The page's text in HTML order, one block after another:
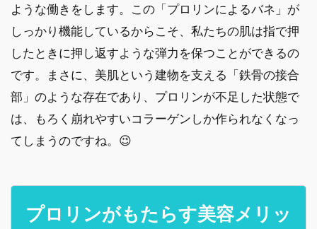
ような働きをします。この「プロリンによるバネ」が
しっかり機能しているからこそ、私たちの肌は指で押
したときに押し返すような弾力を保つことができるの
です。まさに、美肌という建物を支える「鉄骨の接合
部」のような存在であり、プロリンが不足した状態で
は、もろく崩れやすいコラーゲンしか作られなくなっ
てしまうのですね。😉
プロリンがもたらす美容メリッ